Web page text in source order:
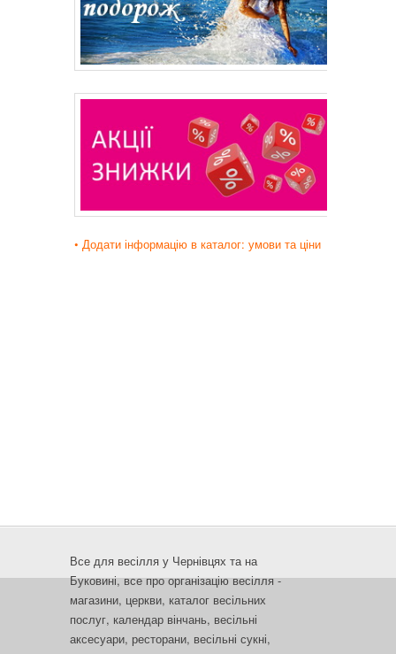
• Додати інформацію в каталог: умови та ціни
Все для весілля у Чернівцях та на
Буковині, все про організацію весілля -
магазини, церкви, каталог весільних
послуг, календар вінчань, весільні
аксесуари, ресторани, весільні сукні,